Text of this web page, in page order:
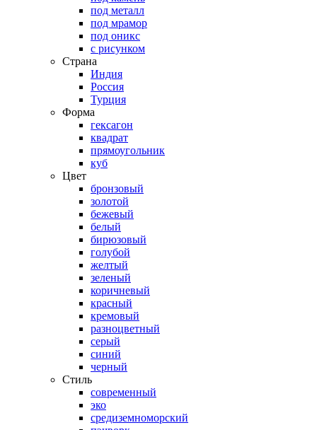
под металл
под мрамор
под оникс
с рисунком
Страна
Индия
Россия
Турция
Форма
гексагон
квадрат
прямоугольник
куб
Цвет
бронзовый
золотой
бежевый
белый
бирюзовый
голубой
желтый
зеленый
коричневый
красный
кремовый
разноцветный
серый
синий
черный
Стиль
современный
эко
средиземноморский